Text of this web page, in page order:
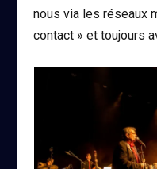
nous via les réseaux
contact » et toujours